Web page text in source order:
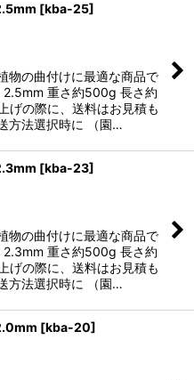
[kba-25]
物の曲付けに最適な商品で
2.5mm 重さ約500g 長さ約
げの際に、送料はお見積も
方法選択時に （園…
[kba-23]
物の曲付けに最適な商品で
2.3mm 重さ約500g 長さ約
げの際に、送料はお見積も
方法選択時に （園…
[kba-20]